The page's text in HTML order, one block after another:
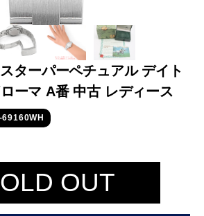
オメガ IWC
ターパーペチュアル デイト
ーマ A番 中古 レディース
69160WH
OUT